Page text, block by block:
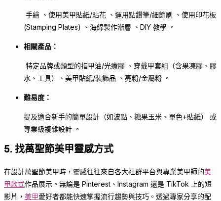
手繪 、使用美甲貼紙/貼花 、運用點鑽筆/細節刷 、使用印花板
(Stamping Plates) 、海綿製作漸層 、DIY 教學 。
相關產品：
特定品牌或類型的指甲油/光療膠 、穿戴甲套組（含果凍膠、膠
水、工具）、美甲貼紙/裝飾品 、亮粉/金屬粉 。
難易度：
提及適合新手的簡單設計（如波點、糖果玉米、單色+貼紙） 或
專業級複雜設計 。
5. 找萬聖節美甲靈感方式
在設計萬聖節美甲時，靈感往往來自各大社群平台與專業美甲師的美
甲款式作品展示。無論是 Pinterest、Instagram 還是 TikTok 上的短
影片， 美甲愛好者都能快速掌握流行趨勢與技巧。透過專家分享的配